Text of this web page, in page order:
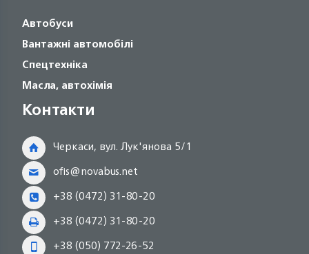
Автобуси
Вантажні автомобілі
Спецтехніка
Масла, автохімія
Контакти
Черкаси, вул. Лук'янова 5/1
ofis@novabus.net
+38 (0472) 31-80-20
+38 (0472) 31-80-20
+38 (050) 772-26-52